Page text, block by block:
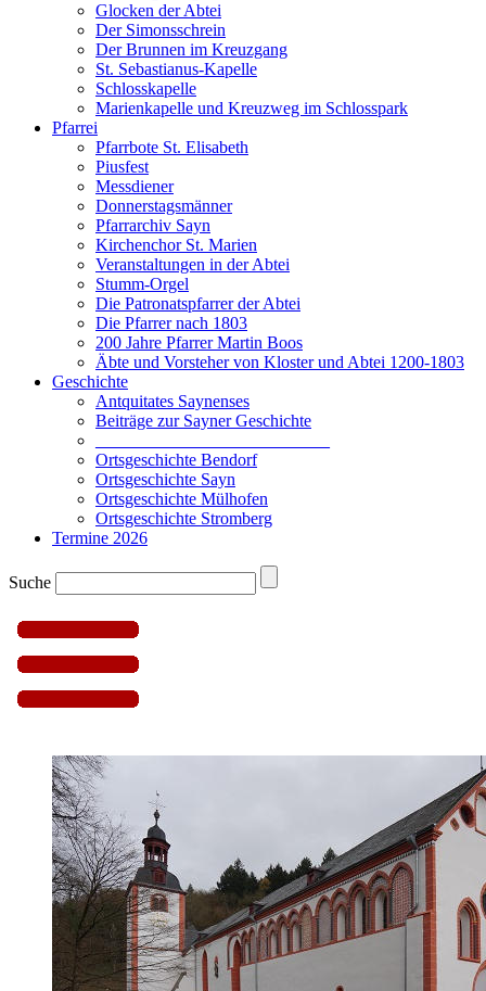
Glocken der Abtei
Der Simonsschrein
Der Brunnen im Kreuzgang
St. Sebastianus-Kapelle
Schlosskapelle
Marienkapelle und Kreuzweg im Schlosspark
Pfarrei
Pfarrbote St. Elisabeth
Piusfest
Messdiener
Donnerstagsmänner
Pfarrarchiv Sayn
Kirchenchor St. Marien
Veranstaltungen in der Abtei
Stumm-Orgel
Die Patronatspfarrer der Abtei
Die Pfarrer nach 1803
200 Jahre Pfarrer Martin Boos
Äbte und Vorsteher von Kloster und Abtei 1200-1803
Geschichte
Antquitates Saynenses
Beiträge zur Sayner Geschichte
Ortsgeschichte Bendorf
Ortsgeschichte Sayn
Ortsgeschichte Mülhofen
Ortsgeschichte Stromberg
Termine 2026
Suche